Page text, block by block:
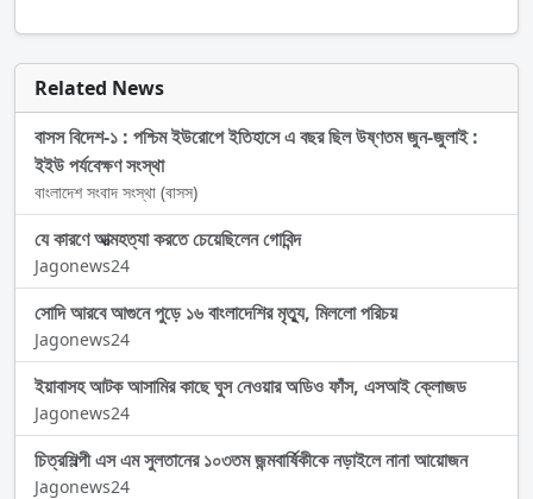
Related News
বাসস বিদেশ-১ : পশ্চিম ইউরোপে ইতিহাসে এ বছর ছিল উষ্ণতম জুন-জুলাই :
ইইউ পর্যবেক্ষণ সংস্থা
বাংলাদেশ সংবাদ সংস্থা (বাসস)
যে কারণে আত্মহত্যা করতে চেয়েছিলেন গোবিন্দ
Jagonews24
সোদি আরবে আগুনে পুড়ে ১৬ বাংলাদেশির মৃত্যু, মিললো পরিচয়
Jagonews24
ইয়াবাসহ আটক আসামির কাছে ঘুস নেওয়ার অডিও ফাঁস, এসআই ক্লোজড
Jagonews24
চিত্রশিল্পী এস এম সুলতানের ১০৩তম জন্মবার্ষিকীকে নড়াইলে নানা আয়োজন
Jagonews24